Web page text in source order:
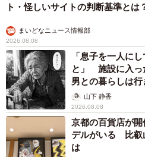
ほうがより快適でした」とのこ
ただし、意外な発見もあったと
「アームカバーは今回初めて使
やすかったです。内側がメッシ
熱を逃すので見た目より涼しく
でアームカバーをしている女性
焼けの他に暑さ対策としても理
めて思いました」（堀部さん）
ト・怪しいサイトの判断基準とは
まいどなニュース情報部
2026.08.08
「息子を一人に
と」 施設に入っ
男との暮らしは
から】山下 静香
2026.08.08
京都の百貨店が
デルがいる 比叡
は